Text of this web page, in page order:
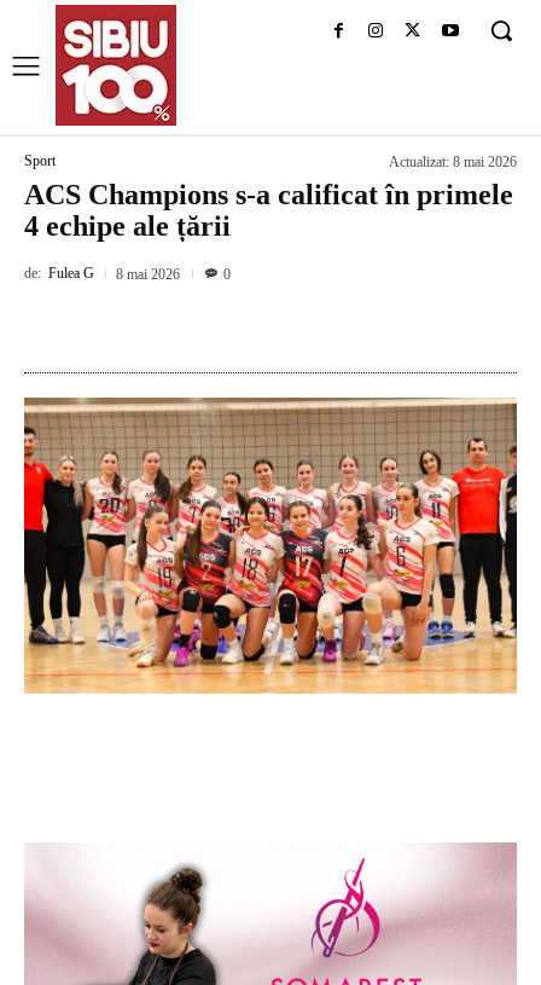
Sport Actualizat: 8 mai 2026
ACS Champions s-a calificat în primele
4 echipe ale țării
de: Fulea G 8 mai 2026 0